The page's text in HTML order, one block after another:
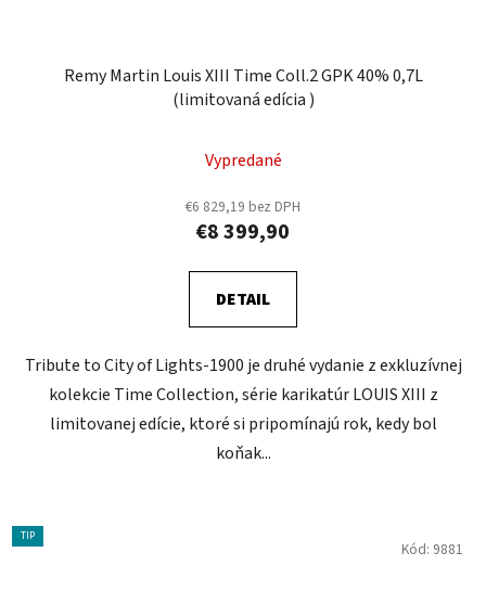
Remy Martin Louis XIII Time Coll.2 GPK 40% 0,7L
(limitovaná edícia )
Vypredané
€6 829,19 bez DPH
€8 399,90
DETAIL
Tribute to City of Lights-1900 je druhé vydanie z exkluzívnej
kolekcie Time Collection, série karikatúr LOUIS XIII z
limitovanej edície, ktoré si pripomínajú rok, kedy bol
koňak...
TIP
Kód: 9881